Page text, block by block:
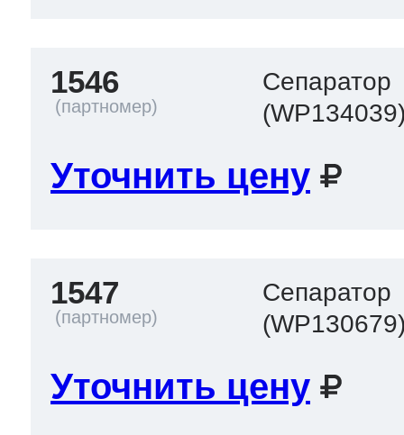
1546
Сепаратор
Уточнить цену
1547
Сепаратор
Уточнить цену